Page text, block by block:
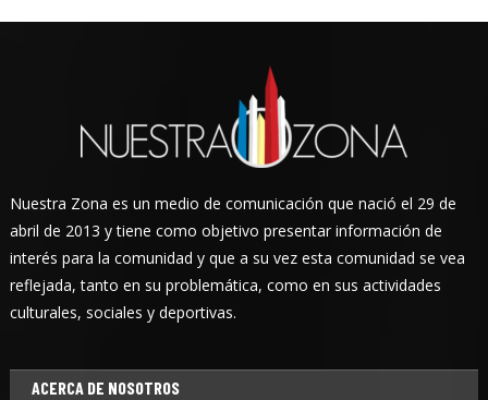
Nuestra Zona es un medio de comunicación que nació el 29 de
abril de 2013 y tiene como objetivo presentar información de
interés para la comunidad y que a su vez esta comunidad se vea
reflejada, tanto en su problemática, como en sus actividades
culturales, sociales y deportivas.
ACERCA DE NOSOTROS